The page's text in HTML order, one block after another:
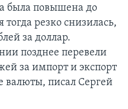
была повышена до
тогда резко снизилась,
за доллар.
позднее перевели
за импорт и экспорт
валюты, писал Сергей